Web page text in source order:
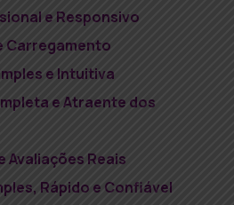
e Responsivo
Carregamento
e Intuitiva
e Atraente dos
Avaliações Reais
Rápido e Confiável